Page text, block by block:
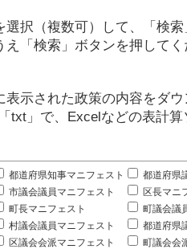
択（複数可）して、「検索
「検索」ボタンを押してく
示された政策の内容をダウ
txt」で、Excelなどの表計
都道府県知事マニフェスト 都道府県
市議会議員マニフェスト
区長マニ
町長マニフェスト
町議会議
村議会議員マニフェスト
都道府県
区議会会派マニフェスト
町議会会